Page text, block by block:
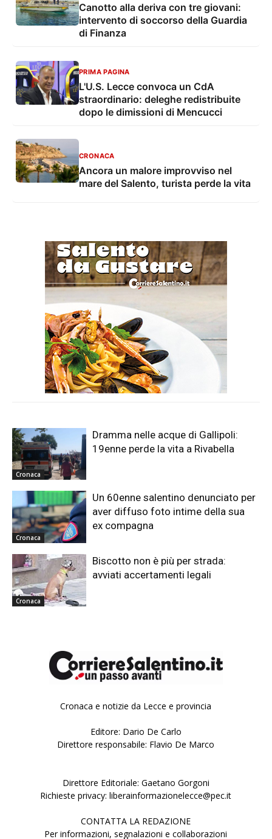
Canotto alla deriva con tre giovani:
intervento di soccorso della Guardia
di Finanza
PRIMA PAGINA
L'U.S. Lecce convoca un CdA
straordinario: deleghe redistribuite
dopo le dimissioni di Mencucci
CRONACA
Ancora un malore improvviso nel
mare del Salento, turista perde la vita
Cronaca
Dramma nelle acque di Gallipoli:
19enne perde la vita a Rivabella
Cronaca
Un 60enne salentino denunciato per
aver diffuso foto intime della sua
ex compagna
Cronaca
Biscotto non è più per strada:
avviati accertamenti legali
Cronaca e notizie da Lecce e provincia
Editore: Dario De Carlo
Direttore responsabile: Flavio De Marco
Direttore Editoriale: Gaetano Gorgoni
Richieste privacy: liberainformazionelecce@pec.it
CONTATTA LA REDAZIONE
Per informazioni, segnalazioni e collaborazioni